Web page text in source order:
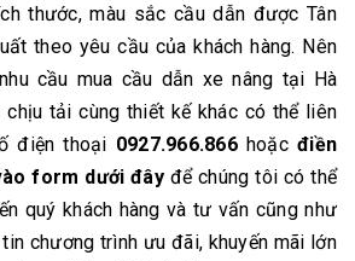
thước, màu sắc cầu dẫn được Tân
theo yêu cầu của khách hàng. Nên
cầu mua cầu dẫn xe nâng tại Hà
chịu tải cùng thiết kế khác có thể liên
điện thoại 0927.966.866hoặcđiền
form dưới đâyđể chúng tôi có thể
quý khách hàng và tư vấn cũng như
chương trình ưu đãi, khuyến mãi lớn